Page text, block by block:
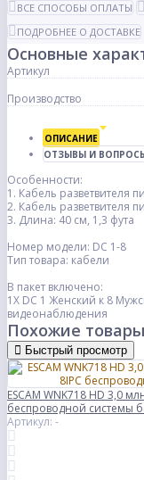
ВСЕ СПОСОБЫ ОПЛАТЫ
ПОДРОБНЕЕ О ДОСТАВКЕ
Основные
Артикул
Производство
ОПИСАНИЕ
ОТЗЫВЫ И
Особенности:
1. Кабель разветвителя
2. Кабель разветвителя
3. Длина: 40 см, 1,3 фута
Номер модели: DC 1-8
Тип товара: кабели
В пакет включено:
1X DC 1 Женский к 8
видеонаблюдения
Похожие товары
Быстрый просмотр
ESCAM WNK718 HD 3,0
беспроводной системы
Артикул: -